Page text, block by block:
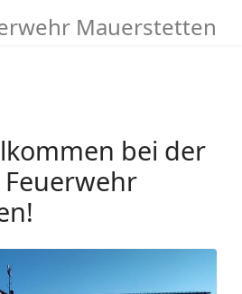
Mauerstetten
bei der